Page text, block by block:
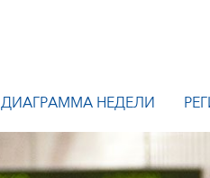
ДИАГРАММА НЕДЕЛИ